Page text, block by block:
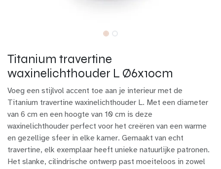
Titanium travertine
waxinelichthouder L Ø6x10cm
Voeg een stijlvol accent toe aan je interieur met de
Titanium travertine waxinelichthouder L. Met een diameter
van 6 cm en een hoogte van 10 cm is deze
waxinelichthouder perfect voor het creëren van een warme
en gezellige sfeer in elke kamer. Gemaakt van echt
travertine, elk exemplaar heeft unieke natuurlijke patronen.
Het slanke, cilindrische ontwerp past moeiteloos in zowel